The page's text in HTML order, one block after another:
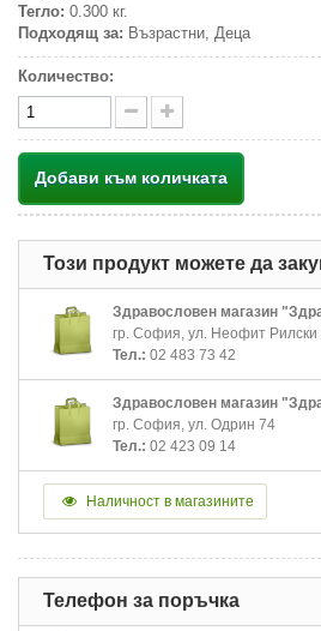
Тегло: 0.300 кг.
Подходящ за: Възрастни, Деца
Количество:
Добави към количката
Този продукт можете да
Здравословен магазин
гр. София, ул. Неофит Рилски
Тел.: 02 483 73 42
Здравословен магазин
гр. София, ул. Одрин 74
Тел.: 02 423 09 14
Наличност в магазините
Телефон за поръчка